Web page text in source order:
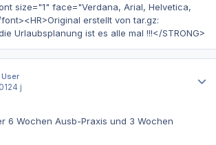
size="1" face="Verdana, Arial, Helvetica,
erstellt von tar.gz:
Urlaubsplanung ist es alle mal !!!</STRONG>
User
24 j
6 Wochen Ausb-Praxis und 3 Wochen